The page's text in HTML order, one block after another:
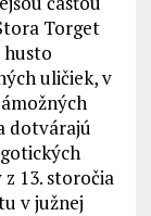
Torget
husto
uličiek, v
dotvárajú
13. storočia
v južnej